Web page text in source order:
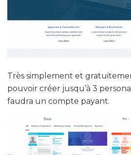
Très simplement et
pouvoir créer jusqu’à 3
faudra un compte payant.